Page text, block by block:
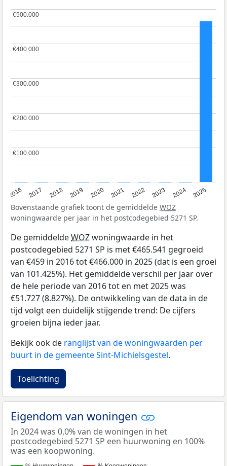
2016 2017 2018 2019 2020 2021 2022 2023 2024 2025
€100.000
€100.000
€200.000
€200.000
€300.000
€300.000
€400.000
€400.000
€500.000
€500.000
Bovenstaande grafiek toont de gemiddelde WOZ
woningwaarde per jaar in het postcodegebied 5271 SP.
De gemiddeldeWOZwoningwaarde in het
postcodegebied 5271 SP is met €465.541 gegroeid
van €459 in 2016 tot €466.000 in 2025 (dat is een groei
van 101.425%). Het gemiddelde verschil per jaar over
de hele periode van 2016 tot en met 2025 was
€51.727 (8.827%). De ontwikkeling van de data in de
tijd volgt een duidelijk stijgende trend: De cijfers
groeien bijna ieder jaar.
Bekijk ook de ranglijst van de woningwaarden per
buurt in de gemeente Sint-Michielsgestel.
Toelichting
Eigendom van woningen
In 2024 was 0,0% van de woningen in het
postcodegebied 5271 SP een huurwoning en 100%
was een koopwoning.